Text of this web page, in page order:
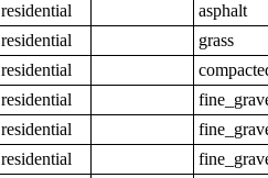
residential
asphalt
residential
grass
residential
residential
residential
residential